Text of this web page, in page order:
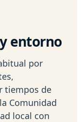
entorno
por
tiempos de
Comunidad
local con